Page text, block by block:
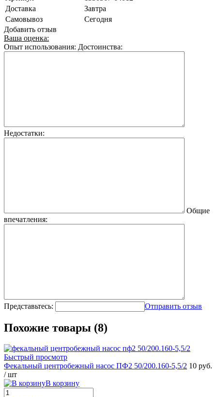
Доставка
Завтра
Самовывоз
Сегодня
Добавить отзыв
Ваша оценка:
Опыт использования: Достоинства:
Недостатки:
Общие
впечатления:
Представьтесь: Отправить отзыв
Похожие товары (8)
Быстрый просмотр
Фекальный центробежный насос ПФ2 50/200.160-5,5/2 10 руб.
/ шт
В корзину